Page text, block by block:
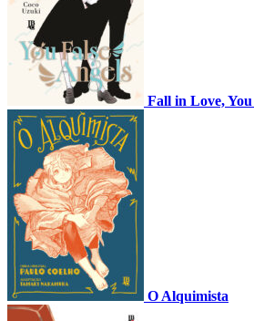
Fall in Love, You
O Alquimista